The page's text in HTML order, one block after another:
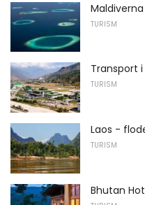
Maldiverna
TURISM
Transport
TURISM
Laos -
TURISM
Bhutan